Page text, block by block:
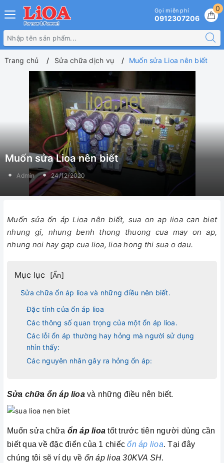
0
Gọi miễn phí
0912307206
Trang chủ Sửa chữa dịch vụ Muốn sửa Lioa nên biết
Muốn sửa Lioa nên biết
Admin 24/12/2020
Muốn sửa ổn áp Lioa nên biết, sua on ap lioa can biet
nhung gi, nhung benh thong thuong cua may on ap,
nhung noi hay gap cua lioa, lioa hong thi sua o dau.
Mục lục [Ẩn]
Sửa chữa ổn áp lioa và những điều nên biết.
Đặc tính của ổn áp lioa
Các thông số quan trọng của một ổn áp lioa.
Các lỗi ổn áp thường hay hỏng mà người sử dụng
nhìn thấy:
Các nguyên nhân gây ra hỏng ổn áp:
Sửa chữa ổn áp lioavà những điều nên biết.
Muốn sửa chữa ổn áp lioa tốt trước tiên người dùng cần
biết qua về đặc điển của 1 chiếcổn áp lioa. Tại đây
chúng tôi sẽ ví dụ về ổn áp lioa 30KVA SH.